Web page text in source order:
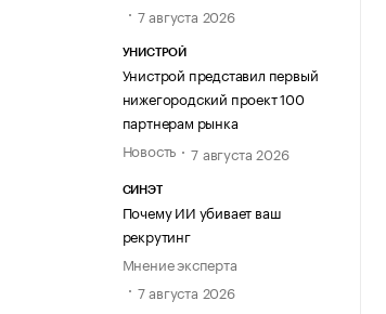
7 августа 2026
УНИСТРОЙ
Унистрой представил первый
нижегородский проект 100
партнерам рынка
Новость
7 августа 2026
СИНЭТ
Почему ИИ убивает ваш
рекрутинг
Мнение эксперта
7 августа 2026